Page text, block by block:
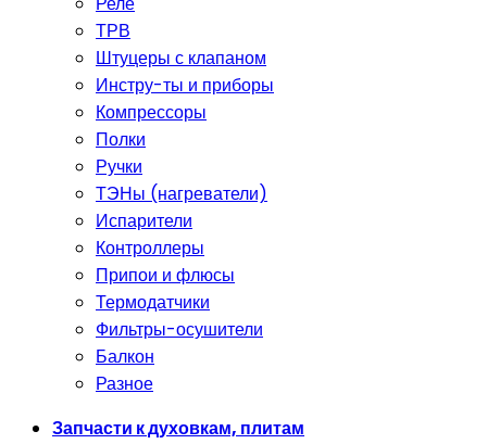
ТРВ
Штуцеры с клапаном
Инстру-ты и приборы
Компрессоры
Полки
Ручки
ТЭНы (нагреватели)
Испарители
Контроллеры
Припои и флюсы
Термодатчики
Фильтры-осушители
Балкон
Разное
Запчасти к духовкам, плитам